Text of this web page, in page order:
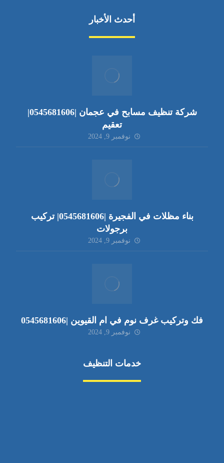
أحدث الأخبار
شركة تنظيف مسابح في عجمان |0545681606|
تعقيم
نوفمبر 9, 2024
بناء مظلات في الفجيرة |0545681606| تركيب
برجولات
نوفمبر 9, 2024
فك وتركيب غرف نوم في ام القيوين |0545681606
نوفمبر 9, 2024
خدمات التنظيف